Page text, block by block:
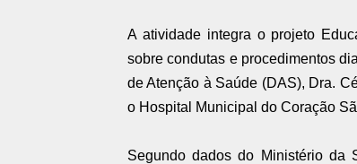
A atividade integra o projeto
sobre condutas e procedimentos
de Atenção à Saúde (DAS), Dra.
o Hospital Municipal do Coração
Segundo dados do Ministério da